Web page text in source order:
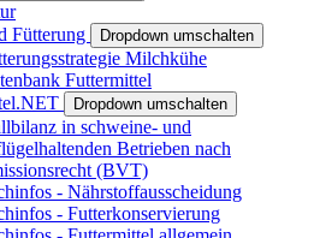
Fütterung
Dropdown umschalten
Milchkühe
Futtermittel
Dropdown umschalten
in schweine- und
Betrieben nach
(BVT)
- Nährstoffausscheidung
- Futterkonservierung